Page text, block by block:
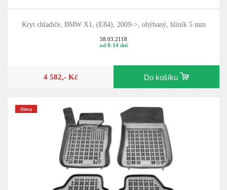
Kryt chladiče, BMW X1, (E84), 2009->, ohýbaný, hliník 5 mm
58.03.2118
od 8-14 dní
4 582,- Kč Do košíku
Sleva